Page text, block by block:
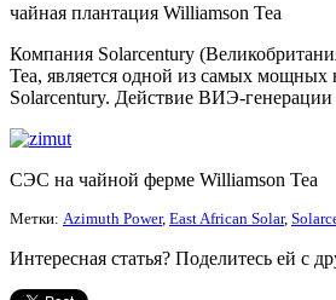
чайная плантация Williamson Tea
Компания Solarcentury
Tea, является одной из самых
Solarcentury. Действие ВИЭ-генерации
СЭС на чайной ферме Williamson Tea
Метки: Azimuth Power, East African Solar,
Интересная статья? Поделитесь ей с